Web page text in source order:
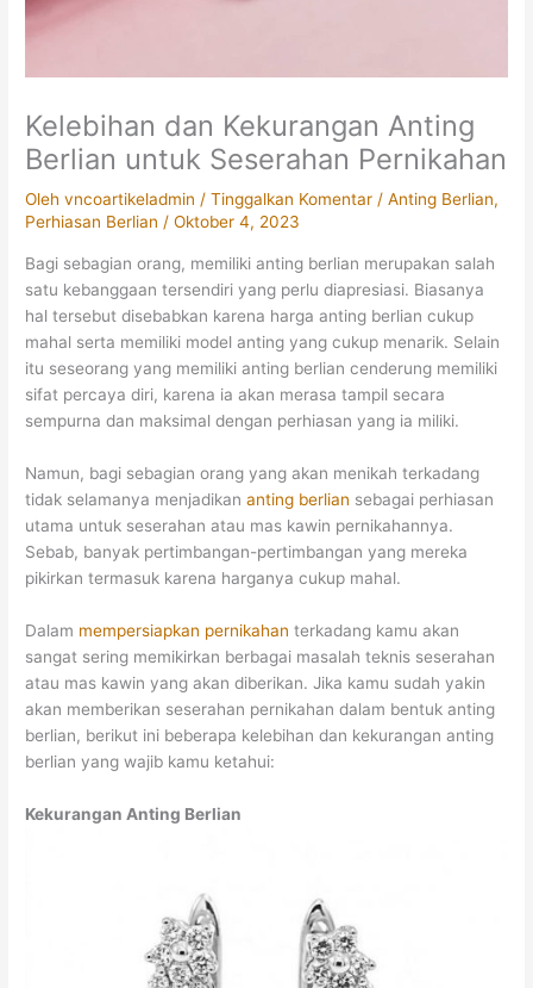
Kelebihan dan Kekurangan Anting
Berlian untuk Seserahan Pernikahan
Olehvncoartikeladmin/Tinggalkan Komentar /Anting Berlian,
Perhiasan Berlian /Oktober 4, 2023
Bagi sebagian orang, memiliki anting berlian merupakan salah
satu kebanggaan tersendiri yang perlu diapresiasi. Biasanya
hal tersebut disebabkan karena harga anting berlian cukup
mahal serta memiliki model anting yang cukup menarik. Selain
itu seseorang yang memiliki anting berlian cenderung memiliki
sifat percaya diri, karena ia akan merasa tampil secara
sempurna dan maksimal dengan perhiasan yang ia miliki.
Namun, bagi sebagian orang yang akan menikah terkadang
tidak selamanya menjadikananting berlian sebagai perhiasan
utama untuk seserahan atau mas kawin pernikahannya.
Sebab, banyak pertimbangan-pertimbangan yang mereka
pikirkan termasuk karena harganya cukup mahal.
Dalam mempersiapkan pernikahan terkadang kamu akan
sangat sering memikirkan berbagai masalah teknis seserahan
atau mas kawin yang akan diberikan. Jika kamu sudah yakin
akan memberikan seserahan pernikahan dalam bentuk anting
berlian, berikut ini beberapa kelebihan dan kekurangan anting
berlian yang wajib kamu ketahui:
Kekurangan Anting Berlian